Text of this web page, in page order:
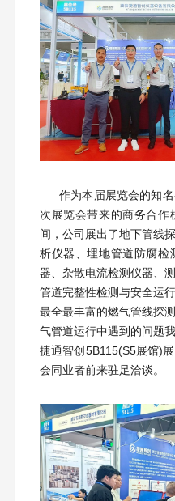
作为本届展览会的知
次展览会带来的商务合作
间，公司展出了地下管线
析仪器、埋地管道防腐检
器、杂散电流检测仪器、
管道完整性检测与安全运
最全最丰富的燃气管线探
气管道运行中遇到的问题
捷通智创5B115(S5展馆)
会同业者前来驻足洽谈。